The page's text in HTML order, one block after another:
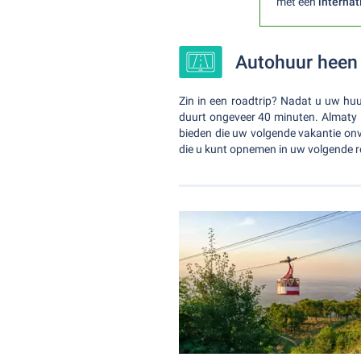
Autohuur
Zin in een roadtrip? Nadat u uw
duurt ongeveer 40 minuten.
bieden die uw volgende vakantie
die u kunt opnemen in uw volgende